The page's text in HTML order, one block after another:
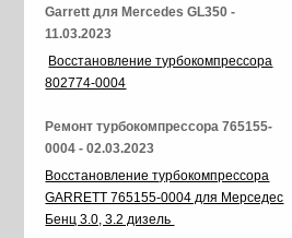
Garrett для Mercedes GL350 -
11.03.2023
Восстановление турбокомпрессора
802774-0004
Ремонт турбокомпрессора 765155-
0004 - 02.03.2023
Восстановление турбокомпрессора
GARRETT 765155-0004 для Мерседес
Бенц 3.0, 3.2 дизель